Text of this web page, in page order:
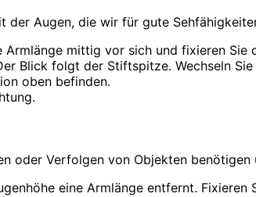
Augen, die wir für gute
mittig vor sich und fixieren
Blick folgt der Stiftspitze. Wechseln
oben befinden.
oder Verfolgen von Objekten
eine Armlänge entfernt.